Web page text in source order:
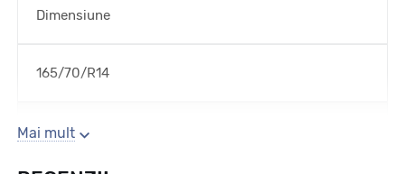
Dimensiune
165/70/R14
Sezon
Mai mult